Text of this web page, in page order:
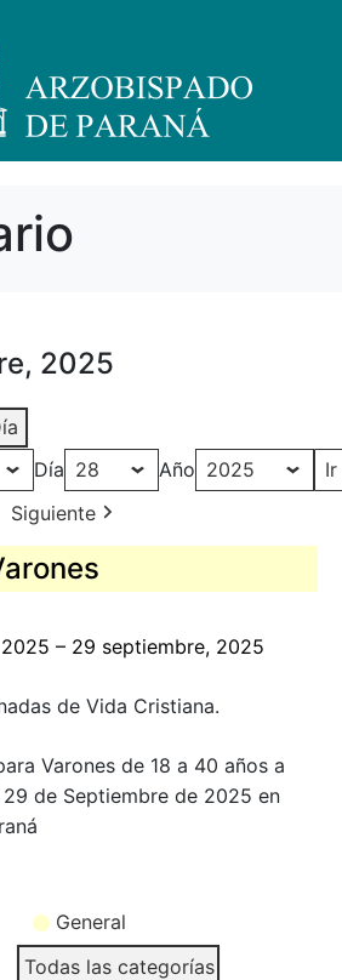
2025
Día
Año
Siguiente
– 29 septiembre, 2025
de Vida Cristiana.
Varones de 18 a 40 años a
de Septiembre de 2025 en
General
Todas las categorías